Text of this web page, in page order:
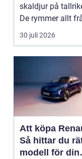
skaldjur på
De rymmer allt
mat och hälsa ti...
30 juli 2026
Att köpa
Så hittar du
modell för din